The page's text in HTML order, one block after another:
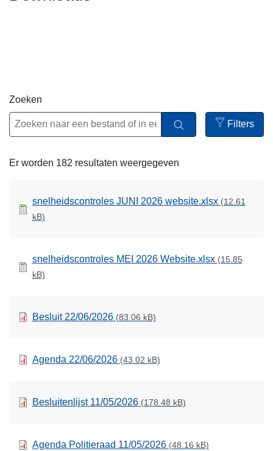
Zoeken
Filters
Open
Er worden 182 resultaten weergegeven
snelheidscontroles JUNI 2026 website.xlsx (12.61
kB)
snelheidscontroles MEI 2026 Website.xlsx (15.85
kB)
Besluit 22/06/2026 (83.06 kB)
Agenda 22/06/2026 (43.02 kB)
Besluitenlijst 11/05/2026 (178.48 kB)
Agenda Politieraad 11/05/2026 (48.16 kB)